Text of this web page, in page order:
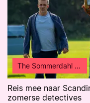
The Sommerdahl Murders
Reis mee naar
zomerse detectives